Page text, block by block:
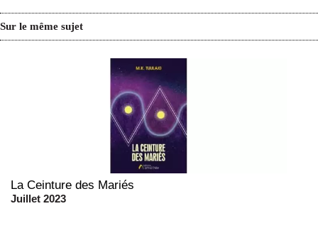
Sur le même sujet
La Ceinture des Mariés
Juillet 2023